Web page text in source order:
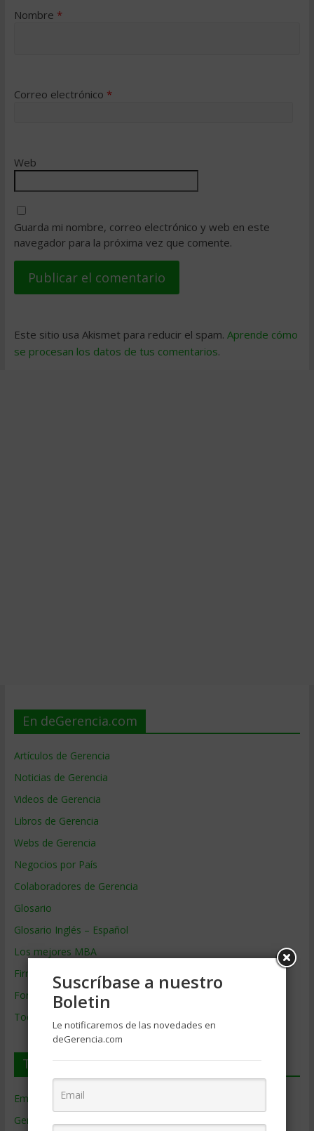
Nombre *
Correo electrónico *
Web
Guarda mi nombre, correo electrónico y web en este
navegador para la próxima vez que comente.
Este sitio usa Akismet para reducir el spam. Aprende cómo
se procesan los datos de tus comentarios.
En deGerencia.com
Artículos de Gerencia
Noticias de Gerencia
Videos de Gerencia
Libros de Gerencia
Webs de Gerencia
Negocios por País
Colaboradores de Gerencia
Glosario
Glosario Inglés – Español
Los mejores MBA
Firmas de Gerencia
Formación de Gerencia
Todos los Temas
Temas de Gerencia
Empresas de Gerencia
Gerencia
Suscríbase a nuestro
Boletin
Le notificaremos de las novedades en
deGerencia.com